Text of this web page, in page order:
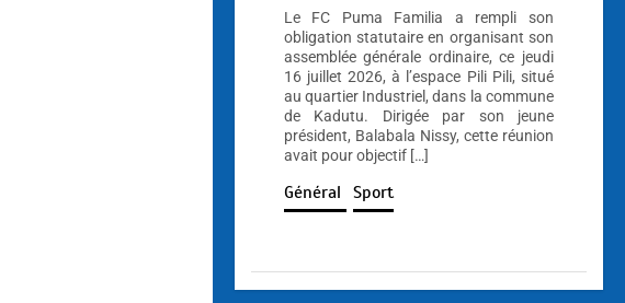
Le FC Puma Familia a rempli son
obligation statutaire en organisant son
assemblée générale ordinaire, ce jeudi
16 juillet 2026, à l’espace Pili Pili, situé
au quartier Industriel, dans la commune
de Kadutu. Dirigée par son jeune
président, Balabala Nissy, cette réunion
avait pour objectif […]
Général Sport